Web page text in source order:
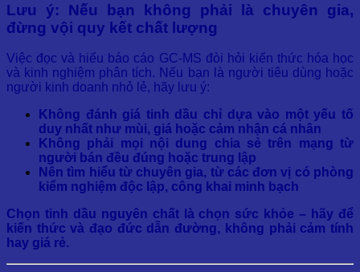
Lưu ý: Nếu bạn không phải là chuyên gia,
đừng vội quy kết chất lượng
Việc đọc và hiểu báo cáo GC-MS đòi hỏi kiến thức hóa học
và kinh nghiệm phân tích. Nếu bạn là người tiêu dùng hoặc
người kinh doanh nhỏ lẻ, hãy lưu ý:
Không đánh giá tinh dầu chỉ dựa vào một yếu tố
duy nhất như mùi, giá hoặc cảm nhận cá nhân
Không phải mọi nội dung chia sẻ trên mạng từ
người bán đều đúng hoặc trung lập
Nên tìm hiểu từ chuyên gia, từ các đơn vị có phòng
kiểm nghiệm độc lập, công khai minh bạch
Chọn tinh dầu nguyên chất là chọn sức khỏe – hãy để
kiến thức và đạo đức dẫn đường, không phải cảm tính
hay giá rẻ.